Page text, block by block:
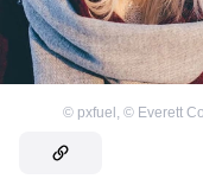
© pxfuel © Everett